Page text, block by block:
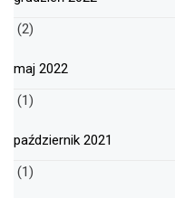
(2)
maj 2022
(1)
październik 2021
(1)